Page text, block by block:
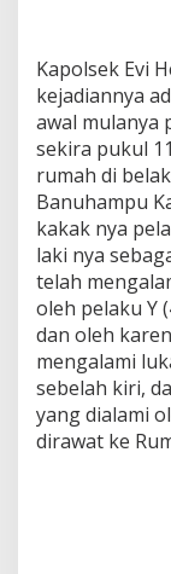
Kapolsek Evi
kejadiannya
awal mulanya
sekira pukul
rumah di
Banuhampu
kakak nya
laki nya
telah
oleh pelaku Y
dan oleh
mengalami
sebelah kiri,
yang dialami
dirawat ke